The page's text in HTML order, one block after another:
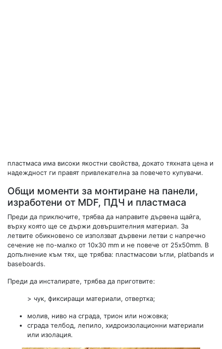
пластмаса има високи якостни свойства, докато тяхната цена и
надеждност ги правят привлекателна за повечето купувачи.
Общи моменти за монтиране на панели,
изработени от MDF, ПДЧ и пластмаса
Преди да приключите, трябва да направите дървена щайга,
върху която ще се държи довършителния материал. За
летвите обикновено се използват дървени летви с напречно
сечение не по-малко от 10x30 mm и не повече от 25x50mm. В
допълнение към тях, ще трябва: пластмасови ъгли, platbands и
baseboards.
Преди да инсталирате, трябва да приготвите:
> чук, фиксиращи материали, отвертка;
молив, ниво на сграда, трион или ножовка;
сграда телбод, лепило, хидроизолационни материали
или изолация.